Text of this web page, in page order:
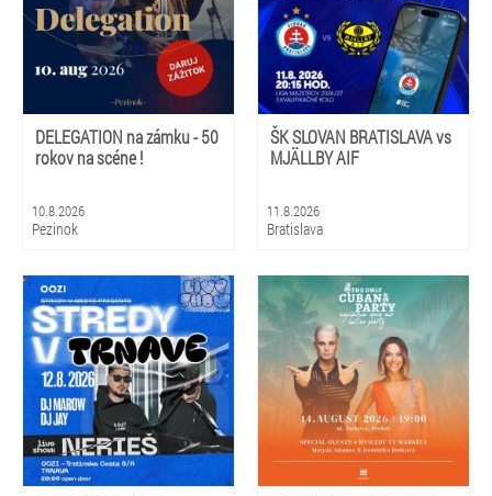
DELEGATION na zámku - 50
rokov na scéne !
10.8.2026
Pezinok
ŠK SLOVAN BRATISLAVA vs
MJÄLLBY AIF
11.8.2026
Bratislava